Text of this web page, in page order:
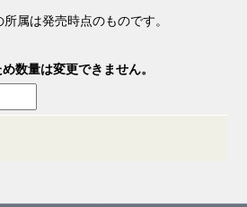
属は発売時点のものです。
数量は変更できません。